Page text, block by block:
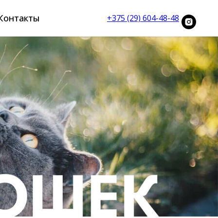
+375 (29) 604-48-48